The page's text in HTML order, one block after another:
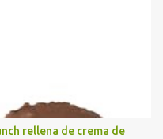
rellena de crema de